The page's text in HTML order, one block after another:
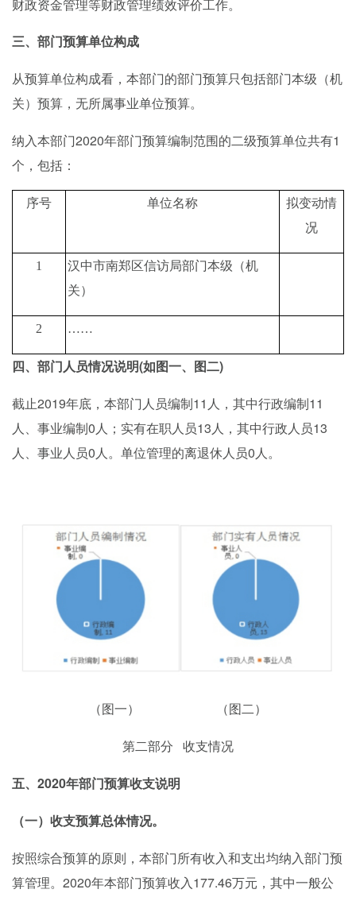
财政资金管理等财政管理绩效评价工作。
三、部门预算单位构成
从预算单位构成看，本部门的部门预算只包括部门本级（机
关）预算，无所属事业单位预算。
纳入本部门2020年部门预算编制范围的二级预算单位共有1
个，包括：
序号 单位名称
拟变动情
况
1
汉中市南郑区信访局部门本级（机
关）
2 ……
四、部门人员情况说明(如图一、图二)
截止2019年底，本部门人员编制11人，其中行政编制11
人、
事业编制 0人 ；实有在职人员13人，其中行政人员13
人、事业人员0人。单位管理的离退休人员0人。
（图一） （图二）
第二部分 收支情况
五、 2020年部门预算收支说明
（一）收支预算总体情况。
按照综合预算的原则，本部门所有收入和支出均纳入部门预
算管理。 2020年本部门预算收入177.46万元，其中一般公